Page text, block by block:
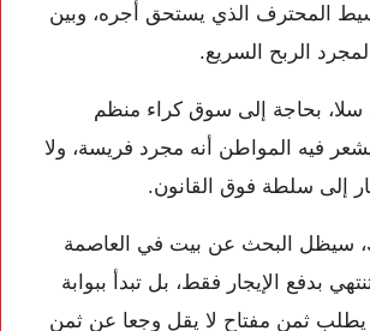
المحترف الذي يستحق أجره، وبين
الربح السريع.
سلا، بحاجة إلى سوق كراء منظم
فيه المواطن أنه مجرد فريسة، ولا
إلى سلطة فوق القانون.
سيظل البحث عن بيت في العاصمة
بدفع الإيجار فقط، بل تبدأ ببوابة
يطلب ثمن مفتاح لا يقل وجعا عن ثمن